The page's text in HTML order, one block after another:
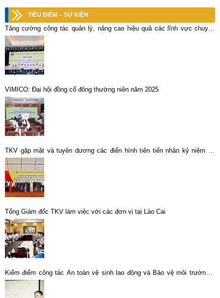
TIÊU ĐIỂM – SỰ KIỆN
Tăng cường công tác quản lý, nâng cao hiệu quả các lĩnh vực chuyên
ngành kinh tế tổng hợp
VIMICO: Đại hội đồng cổ đông thường niên năm 2025
TKV gặp mặt và tuyên dương các điển hình tiên tiến nhân kỷ niệm 25
năm ngày thành lập
Tổng Giám đốc TKV làm việc với các đơn vị tại Lào Cai
Kiểm điểm công tác An toàn vệ sinh lao động và Bảo vệ môi trường 6
tháng đầu năm 2023